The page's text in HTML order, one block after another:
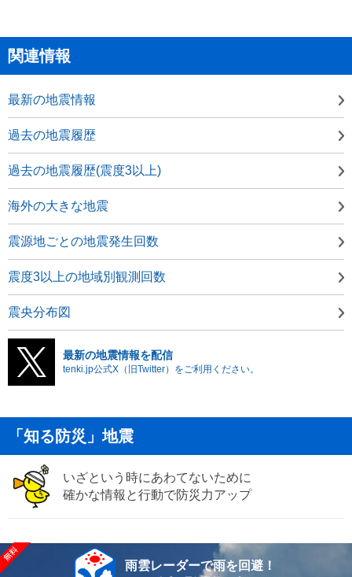
関連情報
最新の地震情報
過去の地震履歴
過去の地震履歴(震度3以上)
海外の大きな地震
震源地ごとの地震発生回数
震度3以上の地域別観測回数
震央分布図
最新の地震情報を配信
tenki.jp公式X（旧Twitter）をご利用ください。
「知る防災」地震
いざという時にあわてないために
確かな情報と行動で防災力アップ
雨雲レーダーで雨を回避！